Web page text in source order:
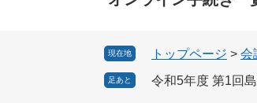
現在地 トップページ > 会
足あと 令和5年度 第1回